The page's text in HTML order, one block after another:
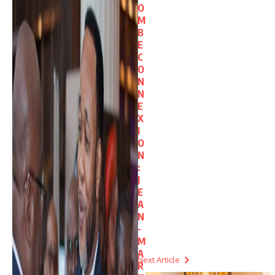
O
M
B
E
C
O
N
N
E
X
I
O
N
:
J
E
A
N
-
M
A
R
Next Article